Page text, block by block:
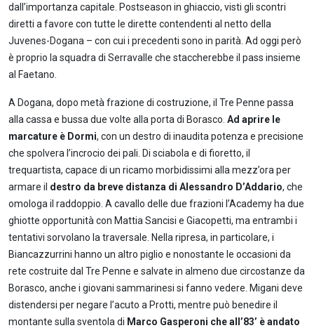
dall’importanza capitale. Postseason in ghiaccio, visti gli scontri
diretti a favore con tutte le dirette contendenti al netto della
Juvenes-Dogana – con cui i precedenti sono in parità. Ad oggi però
è proprio la squadra di Serravalle che staccherebbe il pass insieme
al Faetano.
A Dogana, dopo metà frazione di costruzione, il Tre Penne passa
alla cassa e bussa due volte alla porta di Borasco. Ad aprire le
marcature è Dormi, con un destro di inaudita potenza e precisione
che spolvera l’incrocio dei pali. Di sciabola e di fioretto, il
trequartista, capace di un ricamo morbidissimi alla mezz’ora per
armare il destro da breve distanza di Alessandro D’Addario, che
omologa il raddoppio. A cavallo delle due frazioni l’Academy ha due
ghiotte opportunità con Mattia Sancisi e Giacopetti, ma entrambi i
tentativi sorvolano la traversale. Nella ripresa, in particolare, i
Biancazzurrini hanno un altro piglio e nonostante le occasioni da
rete costruite dal Tre Penne e salvate in almeno due circostanze da
Borasco, anche i giovani sammarinesi si fanno vedere. Migani deve
distendersi per negare l’acuto a Protti, mentre può benedire il
montante sulla sventola di Marco Gasperoni che all’83’ è andato